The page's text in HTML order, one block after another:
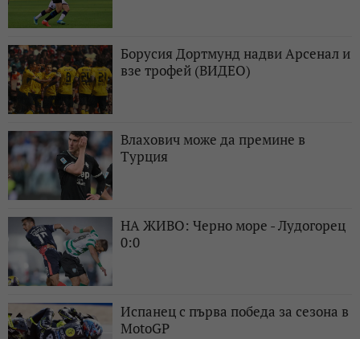
Борусия Дортмунд надви Арсенал и
взе трофей (ВИДЕО)
Влахович може да премине в
Турция
НА ЖИВО: Черно море - Лудогорец
0:0
Испанец с първа победа за сезона в
MotoGP